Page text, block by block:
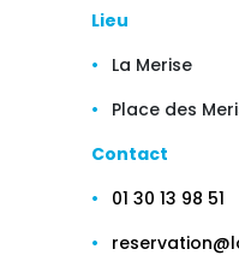
Lieu
La Merise
Place des
Contact
01 30 13 98 51